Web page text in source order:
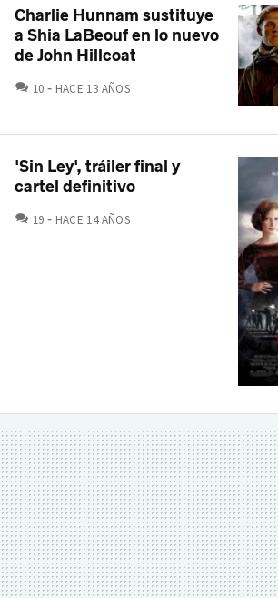
Charlie Hunnam sustituye
a Shia LaBeouf en lo nuevo
de John Hillcoat
10 COMENTARIOS
HACE 13 AÑOS
'Sin Ley', tráiler final y
cartel definitivo
19 COMENTARIOS
HACE 14 AÑOS